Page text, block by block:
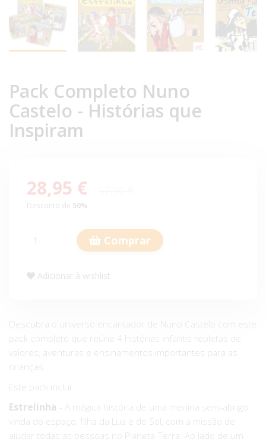
Pack Completo Nuno
Castelo - Histórias que
Inspiram
28,95 €
Desconto de 50%
Comprar
Adicionar à wishlist
Descubra o universo encantador de Nuno Castelo com este
pack completo que reúne 4 histórias infantis repletas de
valores, aventuras e ensinamentos importantes para as
crianças.
Este pack inclui:
Estrelinha - A mágica história de uma menina sem-abrigo
vinda do espaço, filha da Lua e do Sol, com a missão de
ajudar todas as pessoas no Planeta Terra. Ao lado de um